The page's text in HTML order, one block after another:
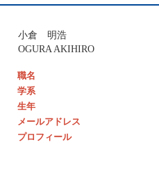
小倉 明浩
OGURA AKIHIRO
職名
学系
生年
メールアドレス
プロフィール